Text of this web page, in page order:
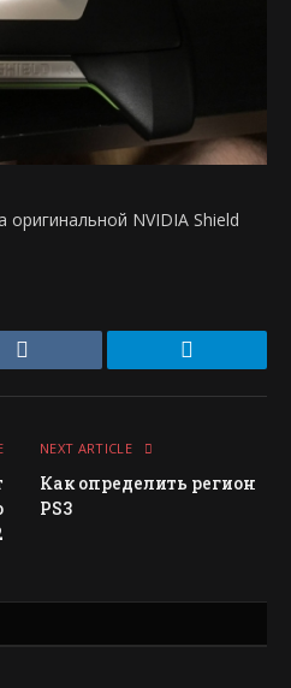
NVIDIA Shield
VKontakte Telegram
NEXT ARTICLE
Как определить регион
PS3